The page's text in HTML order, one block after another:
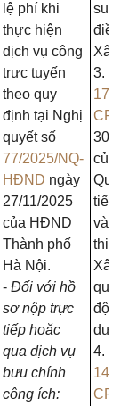
lệ phí khi
thực hiện
dịch vụ công
trực tuyến
theo quy
định tại Nghị
quyết số
77/2025/NQ-
HĐND ngày
27/11/2025
của HĐND
Thành phố
Hà Nội.
- Đối với hồ
sơ nộp trực
tiếp hoặc
qua dịch vụ
bưu chính
công ích:
sung
điều
Xây
3.
175/
CP
30/12/
của
Quy
tiết
và
thi
Xây
quản
động
dựng.
4.
144/
CP